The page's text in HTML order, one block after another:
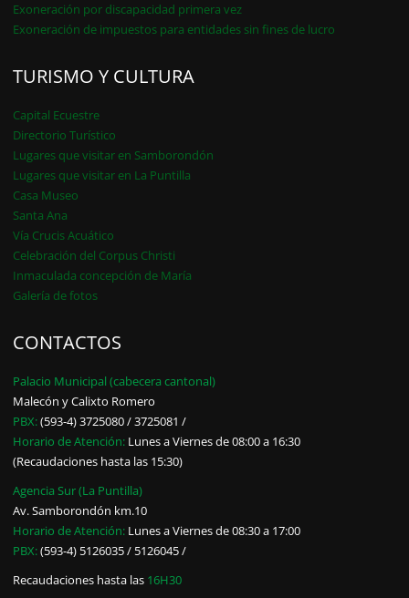
Exoneración por discapacidad primera vez
Exoneración de impuestos para entidades sin fines de lucro
TURISMO Y CULTURA
Capital Ecuestre
Directorio Turístico
Lugares que visitar en Samborondón
Lugares que visitar en La Puntilla
Casa Museo
Santa Ana
Vía Crucis Acuático
Celebración del Corpus Christi
Inmaculada concepción de María
Galería de fotos
CONTACTOS
Palacio Municipal (cabecera cantonal)
Malecón y Calixto Romero
PBX:(593-4) 3725080 / 3725081 /
Horario de Atención: Lunes a Viernes de 08:00 a 16:30
(Recaudaciones hasta las 15:30)
Agencia Sur (La Puntilla)
Av. Samborondón km.10
Horario de Atención: Lunes a Viernes de 08:30 a 17:00
PBX:(593-4) 5126035 / 5126045 /
Recaudaciones hasta las 16H30